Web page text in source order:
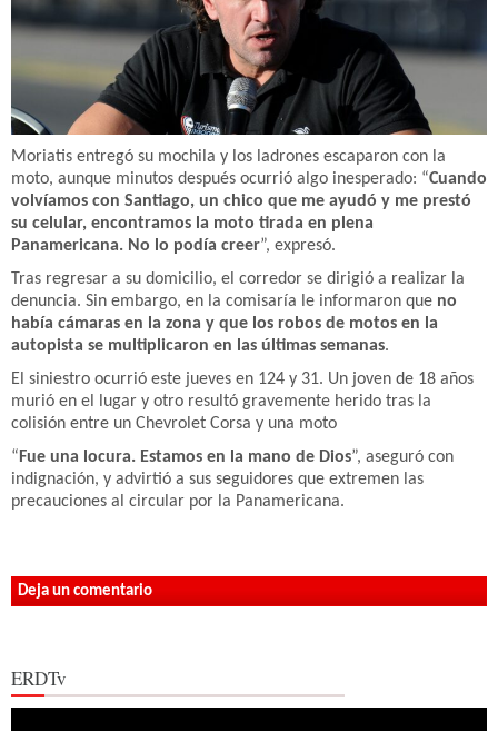
Moriatis entregó su mochila y los ladrones escaparon con la
moto, aunque minutos después ocurrió algo inesperado: “Cuando
volvíamos con Santiago, un chico que me ayudó y me prestó
su celular, encontramos la moto tirada en plena
Panamericana. No lo podía creer”, expresó.
Tras regresar a su domicilio, el corredor se dirigió a realizar la
denuncia. Sin embargo, en la comisaría le informaron que no
había cámaras en la zona y que los robos de motos en la
autopista se multiplicaron en las últimas semanas.
El siniestro ocurrió este jueves en 124 y 31. Un joven de 18 años
murió en el lugar y otro resultó gravemente herido tras la
colisión entre un Chevrolet Corsa y una moto
“ Fue una locura. Estamos en la mano de Dios”, aseguró con
indignación, y advirtió a sus seguidores que extremen las
precauciones al circular por la Panamericana.
Deja un comentario
ERDTv